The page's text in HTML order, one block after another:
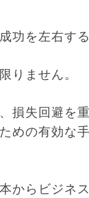
功を左右す
りません。
損失回避を
めの有効な
からビジネ